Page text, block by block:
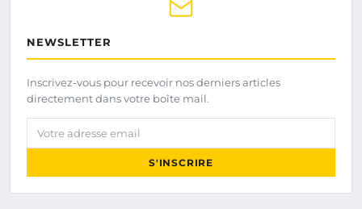
NEWSLETTER
Inscrivez-vous pour recevoir nos derniers articles
directement dans votre boîte mail.
Votre adresse email
S'INSCRIRE